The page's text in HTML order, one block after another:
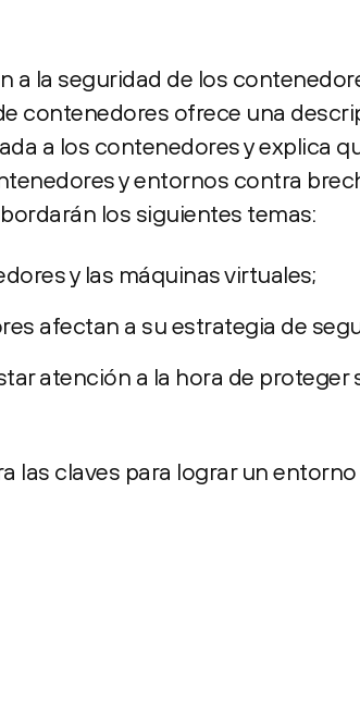
la seguridad de los
contenedores ofrece una
a los contenedores y explica
y entornos contra
los siguientes temas:
y las máquinas virtuales;
afectan a su estrategia de
atención a la hora de
las claves para lograr un